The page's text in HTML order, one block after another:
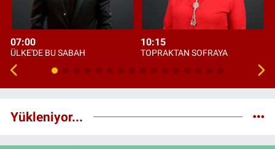
07:00
ÜLKE'DE BU SABAH
10:15
TOPRAKTAN SOFRAYA
Yükleniyor...